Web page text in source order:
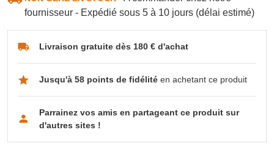
fournisseur - Expédié sous 5 à 10 jours (délai estimé)
Livraison gratuite dès 180 € d'achat
Jusqu'à 58 points de fidélitéen achetant ce produit
Parrainez vos amis en partageant ce produit sur
d'autres sites !